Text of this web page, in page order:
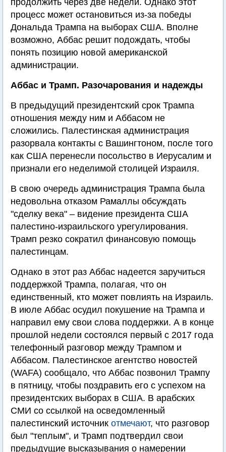
продолжить через две недели. Однако этот
процесс может остановиться из-за победы
Дональда Трампа на выборах США. Вполне
возможно, Аббас решит подождать, чтобы
понять позицию новой американской
администрации.
Аббас и Трамп. Разочарования и надежды
В предыдущий президентский срок Трампа
отношения между ним и Аббасом не
сложились. Палестинская администрация
разорвала контакты с Вашингтоном, после того
как США перенесли посольство в Иерусалим и
признали его неделимой столицей Израиля.
В свою очередь администрация Трампа была
недовольна отказом Рамаллы обсуждать
"сделку века" – видение президента США
палестино-израильского урегулирования.
Трамп резко сократил финансовую помощь
палестинцам.
Однако в этот раз Аббас надеется заручиться
поддержкой Трампа, полагая, что он
единственный, кто может повлиять на Израиль.
В июле Аббас осудил покушение на Трампа и
направил ему свои слова поддержки. А в конце
прошлой недели состоялся первый с 2017 года
телефонный разговор между Трампом и
Аббасом. Палестинское агентство новостей
(WAFA) сообщало, что Аббас позвонил Трампу
в пятницу, чтобы поздравить его с успехом на
президентских выборах в США. В арабских
СМИ со ссылкой на осведомленный
палестинский источник отмечают, что разговор
был "теплым", и Трамп подтвердил свои
предыдущие высказывания о намерении